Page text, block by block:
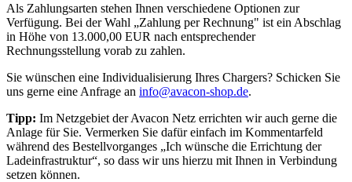
Als Zahlungsarten stehen Ihnen verschiedene Optionen zur
Verfügung. Bei der Wahl „Zahlung per Rechnung" ist ein Abschlag
in Höhe von 13.000,00 EUR nach entsprechender
Rechnungsstellung vorab zu zahlen.
Sie wünschen eine Individualisierung Ihres Chargers? Schicken Sie
uns gerne eine Anfrage an info@avacon-shop.de.
Tipp: Im Netzgebiet der Avacon Netz errichten wir auch gerne die
Anlage für Sie. Vermerken Sie dafür einfach im Kommentarfeld
während des Bestellvorganges „Ich wünsche die Errichtung der
Ladeinfrastruktur“, so dass wir uns hierzu mit Ihnen in Verbindung
setzen können.